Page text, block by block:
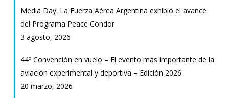
desde
el
Media Day: La Fuerza Aérea Argentina exhibió el avance
del Programa Peace Condor
3 agosto, 2026
44º Convención en vuelo – El evento más importante de la
aviación experimental y deportiva – Edición 2026
20 marzo, 2026